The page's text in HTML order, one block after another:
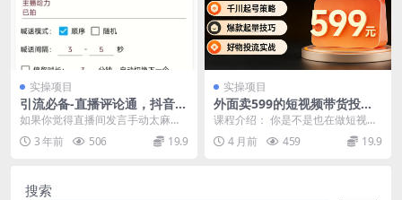
实操项目
引流必备-直播评论通，抖音直
播喊话+视频评论区，全自动
如果你觉得直播间发言手动太麻烦
了，或许这个自动工具能帮到你！
1.开始运行前，需...
3 年前 506 19.9
实操项目
外面卖599的短视频带货投流
课：从千川起号到爆款起量，
全套好物投流打品实战玩法
课程介绍： 你是不是也在做短视频
带货，却一直卡在没流量、投不出
去、烧钱没转化、选...
4 月前 459 19.9
搜索